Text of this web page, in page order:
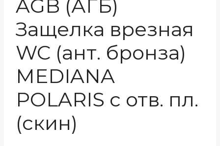
AGB (АГБ)
Защелка врезная
WC (ант. бронза)
MEDIANA
POLARIS с отв. пл.
(скин)